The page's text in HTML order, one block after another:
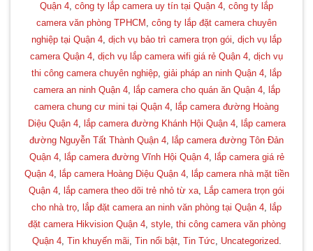
Quận 4 công ty lắp camera uy tín tại Quận 4 công ty lắp
camera văn phòng TPHCM công ty lắp đặt camera chuyên
nghiệp tại Quận 4 dịch vụ bảo trì camera trọn gói dịch vụ lắp
camera Quận 4 dịch vụ lắp camera wifi giá rẻ Quận 4 dịch vụ
thi công camera chuyên nghiệp giải pháp an ninh Quận 4 lắp
camera an ninh Quận 4, lắp camera cho quán ăn Quận 4, lắp
camera chung cư mini tại Quận 4 lắp camera đường Hoàng
Diệu Quận 4, lắp camera đường Khánh Hội Quận 4, lắp camera
đường Nguyễn Tất Thành Quận 4 lắp camera đường Tôn Đản
Quận 4, lắp camera đường Vĩnh Hội Quận 4, lắp camera giá rẻ
Quận 4, lắp camera Hoàng Diệu Quận 4, lắp camera nhà mặt tiền
Quận 4 lắp camera theo dõi trẻ nhỏ từ xa Lắp camera trọn gói
cho nhà trọ lắp đặt camera an ninh văn phòng tại Quận 4 lắp
đặt camera Hikvision Quận 4, style, thi công camera văn phòng
Quận 4, Tin khuyến mãi Tin nổi bật, Tin Tức Uncategorized.